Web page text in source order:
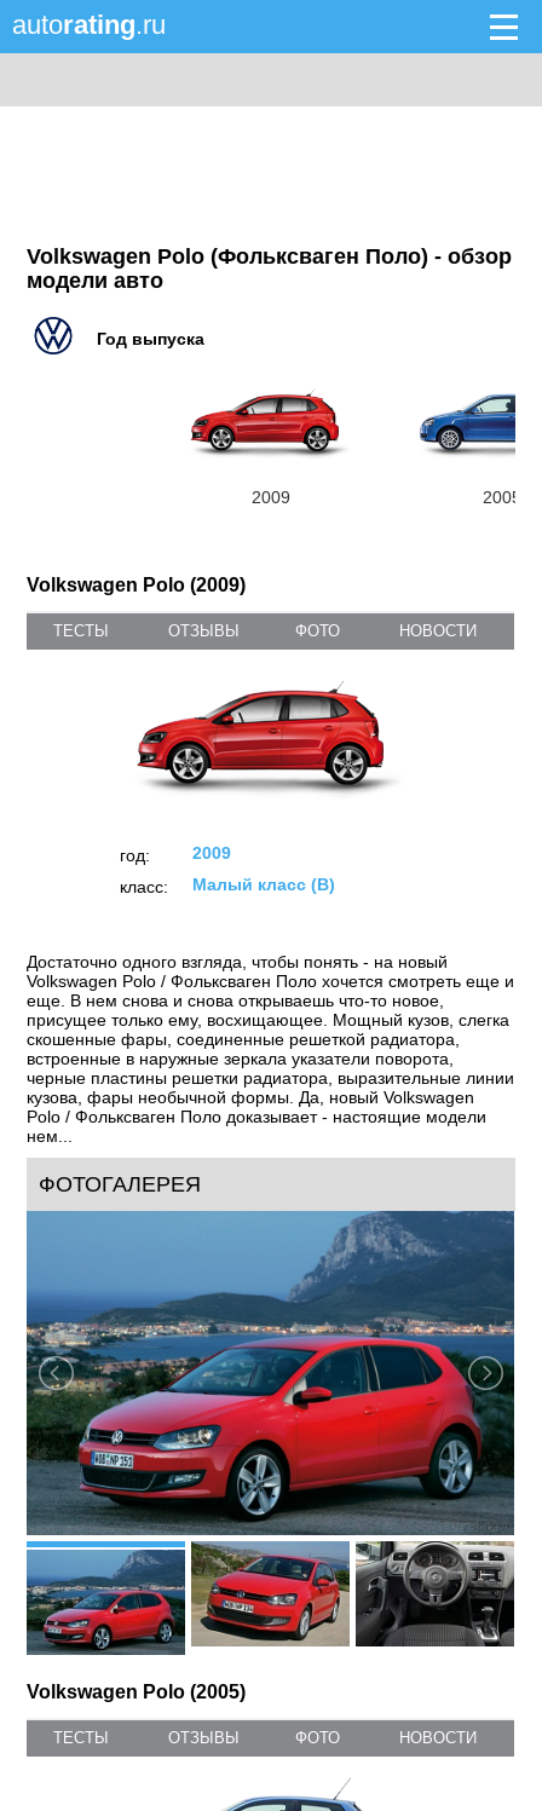
autorating.ru
Volkswagen Polo (Фольксваген Поло) - обзор
модели авто
Год выпуска
2009 2005
Volkswagen Polo (2009)
ТЕСТЫ ОТЗЫВЫ ФОТО НОВОСТИ
год:
2009
класс:
Малый класс (B)
Достаточно одного взгляда, чтобы понять - на новый
Volkswagen Polo / Фольксваген Поло хочется смотреть еще и
еще. В нем снова и снова открываешь что-то новое,
присущее только ему, восхищающее. Мощный кузов, слегка
скошенные фары, соединенные решеткой радиатора,
встроенные в наружные зеркала указатели поворота,
черные пластины решетки радиатора, выразительные линии
кузова, фары необычной формы. Да, новый Volkswagen
Polo / Фольксваген Поло доказывает - настоящие модели
нем...
ФОТОГАЛЕРЕЯ
Volkswagen Polo (2005)
ТЕСТЫ ОТЗЫВЫ ФОТО НОВОСТИ